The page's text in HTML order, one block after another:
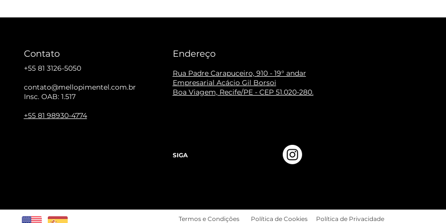
Contato Endereço
+55 81 3126-5050
contato@mellopimentel.com.br
Insc. OAB: 1.517
+55 81 98930-4774
Rua Padre Carapuceiro, 910 - 19° andar
Empresarial Acácio Gil Borsoi
Boa Viagem, Recife/PE - CEP 51.020-280.
SIGA
Termos e Condições Política de Cookies Política de Privacidade